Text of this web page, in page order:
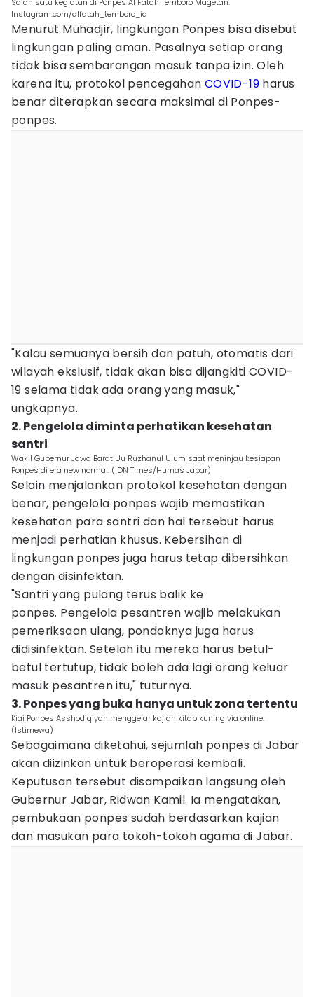
Instagram.com/alfatah_temboro_id
Menurut Muhadjir, lingkungan Ponpes bisa disebut
lingkungan paling aman. Pasalnya setiap orang
tidak bisa sembarangan masuk tanpa izin. Oleh
karena itu, protokol pencegahan COVID-19 harus
benar diterapkan secara maksimal di Ponpes-
ponpes.
"Kalau semuanya bersih dan patuh, otomatis dari
wilayah ekslusif, tidak akan bisa dijangkiti COVID-
19 selama tidak ada orang yang masuk,"
ungkapnya.
2. Pengelola diminta perhatikan kesehatan
santri
Wakil Gubernur Jawa Barat Uu Ruzhanul Ulum saat meninjau kesiapan
Ponpes di era new normal. (IDN Times/Humas Jabar)
Selain menjalankan protokol kesehatan dengan
benar, pengelola ponpes wajib memastikan
kesehatan para santri dan hal tersebut harus
menjadi perhatian khusus. Kebersihan di
lingkungan ponpes juga harus tetap dibersihkan
dengan disinfektan.
"Santri yang pulang terus balik ke
ponpes. Pengelola pesantren wajib melakukan
pemeriksaan ulang, pondoknya juga harus
didisinfektan. Setelah itu mereka harus betul-
betul tertutup, tidak boleh ada lagi orang keluar
masuk pesantren itu," tuturnya.
3. Ponpes yang buka hanya untuk zona tertentu
Kiai Ponpes Asshodiqiyah menggelar kajian kitab kuning via online.
(Istimewa)
Sebagaimana diketahui, sejumlah ponpes di Jabar
akan diizinkan untuk beroperasi kembali.
Keputusan tersebut disampaikan langsung oleh
Gubernur Jabar, Ridwan Kamil. Ia mengatakan,
pembukaan ponpes sudah berdasarkan kajian
dan masukan para tokoh-tokoh agama di Jabar.